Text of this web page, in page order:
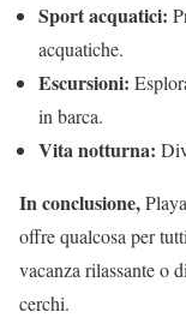
Sport acquatici:
acquatiche.
Escursioni:
in barca.
Vita notturna:
In conclusione,
offre qualcosa per
vacanza rilassante o
cerchi.